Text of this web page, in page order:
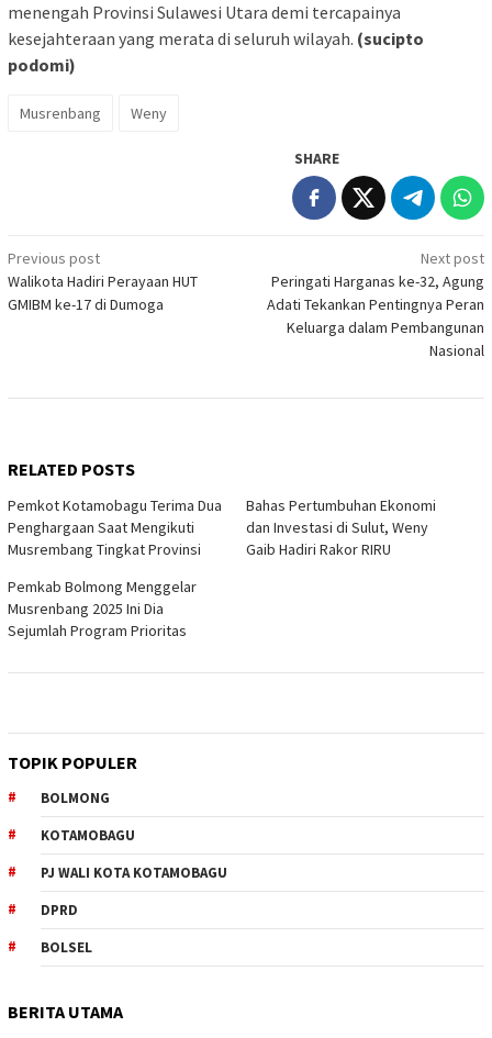
menengah Provinsi Sulawesi Utara demi tercapainya
kesejahteraan yang merata di seluruh wilayah. (sucipto
podomi)
Musrenbang Weny
SHARE
Post
navigation
Previous post
Walikota Hadiri Perayaan HUT
GMIBM ke-17 di Dumoga
Next post
Peringati Harganas ke-32, Agung
Adati Tekankan Pentingnya Peran
Keluarga dalam Pembangunan
Nasional
RELATED POSTS
Pemkot Kotamobagu Terima Dua
Penghargaan Saat Mengikuti
Musrembang Tingkat Provinsi
Bahas Pertumbuhan Ekonomi
dan Investasi di Sulut, Weny
Gaib Hadiri Rakor RIRU
Pemkab Bolmong Menggelar
Musrenbang 2025 Ini Dia
Sejumlah Program Prioritas
TOPIK POPULER
BOLMONG
KOTAMOBAGU
PJ WALI KOTA KOTAMOBAGU
DPRD
BOLSEL
BERITA UTAMA